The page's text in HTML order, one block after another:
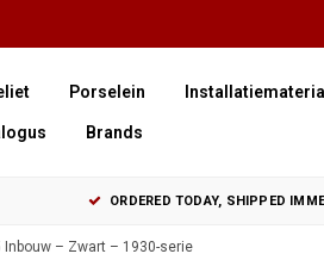
Porselein
Brands
ORDERED TODAY, SHIPPED
– Zwart – 1930-serie